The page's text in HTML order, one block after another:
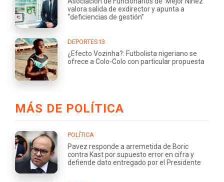
valora salida de exdirector y apunta a
“deficiencias de gestión”
DEPORTES13
¿Efecto Vozinha?: Futbolista nigeriano se
ofrece a Colo-Colo con particular propuesta
MÁS DE POLÍTICA
POLÍTICA
Pavez responde a arremetida de Boric
contra Kast por supuesto error en cifra y
defiende dato entregado por el Presidente